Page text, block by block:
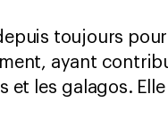
toujours
ayant
et les galagos.